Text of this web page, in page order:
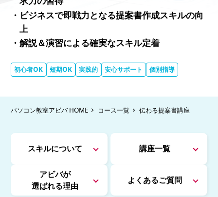
・ビジネスで即戦力となる提案書作成スキルの向
上
・解説＆演習による確実なスキル定着
初心者OK 短期OK 実践的 安心サポート 個別指導
パソコン教室アビバ HOME コース一覧 伝わる提案書講座
スキルについて 講座一覧
アビバが
選ばれる理由
よくあるご質問